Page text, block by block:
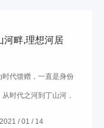
河畔,理想河居
时代馈赠，一直是身份
时代之河到丁山河，
/ 01 / 14